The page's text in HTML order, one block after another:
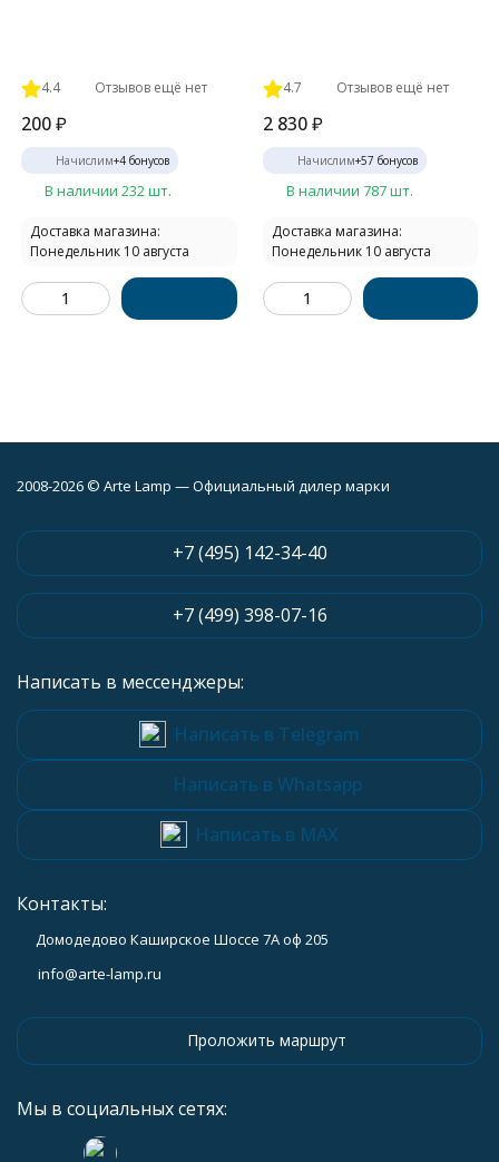
4.4 Отзывов ещё нет
200₽
Начислим+4 бонусов
В наличии 232 шт.
Доставка магазина:
Понедельник 10 августа
4.7 Отзывов ещё нет
2 830 ₽
Начислим+57 бонусов
В наличии 787 шт.
Доставка магазина:
Понедельник 10 августа
2008-2026 © Arte Lamp — Официальный дилер марки
+7 (495) 142-34-40
+7 (499) 398-07-16
Написать в мессенджеры:
Написать в Telegram
Написать в Whatsapp
Написать в MAX
Контакты:
Домодедово Каширское Шоссе 7А оф 205
info@arte-lamp.ru
Проложить маршрут
Мы в социальных сетях: